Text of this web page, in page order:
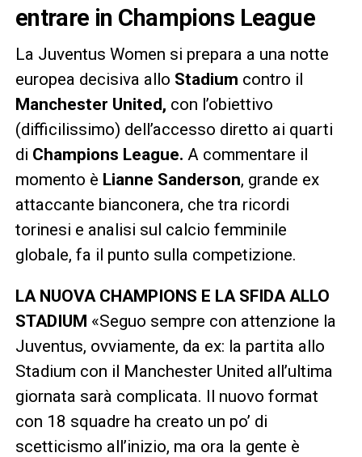
entrare in Champions League
La Juventus Women si prepara a una notte
europea decisiva allo Stadium contro il
Manchester United, con l’obiettivo
(difficilissimo) dell’accesso diretto ai quarti
di Champions League. A commentare il
momento è Lianne Sanderson, grande ex
attaccante bianconera, che tra ricordi
torinesi e analisi sul calcio femminile
globale, fa il punto sulla competizione.
LA NUOVA CHAMPIONS E LA SFIDA ALLO
STADIUM «Seguo sempre con attenzione la
Juventus, ovviamente, da ex: la partita allo
Stadium con il Manchester United all’ultima
giornata sarà complicata. Il nuovo format
con 18 squadre ha creato un po’ di
scetticismo all’inizio, ma ora la gente è